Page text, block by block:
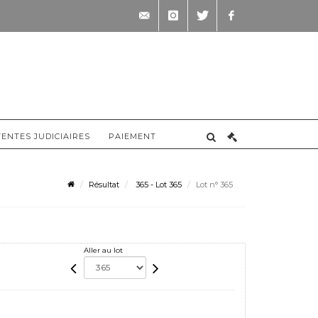
JUDICIAIRES PAIEMENT
Résultat 365 - Lot 365 Lot n° 365
Aller au lot